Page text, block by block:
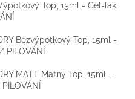
Top, 15ml - Gel-lak
Bezvýpotkový Top, 15ml -
MATT Matný Top, 15ml -